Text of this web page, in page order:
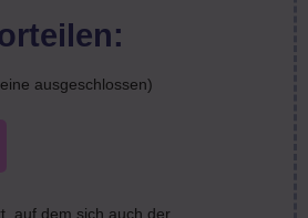
ausgeschlossen)
auf dem sich auch der